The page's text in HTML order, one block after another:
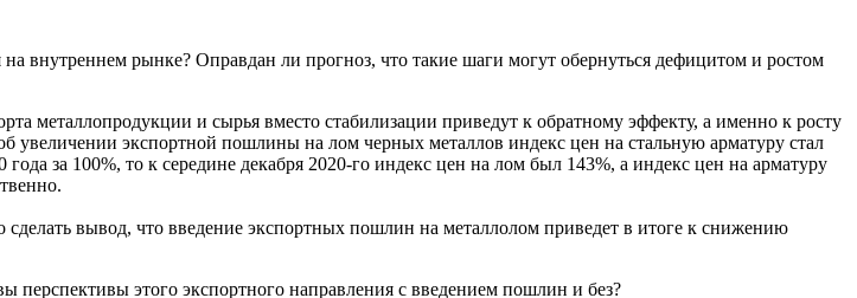
внутреннем рынке? Оправдан ли прогноз, что такие шаги могут обернуться дефицитом и ростом
и сырья вместо стабилизации приведут к обратному эффекту, а именно к росту
увеличении экспортной пошлины на лом черных металлов индекс цен на стальную арматуру стал
за 100%, то к середине декабря 2020-го индекс цен на лом был 143%, а индекс цен на арматуру
вывод, что введение экспортных пошлин на металлолом приведет в итоге к снижению
перспективы этого экспортного направления с введением пошлин и без?